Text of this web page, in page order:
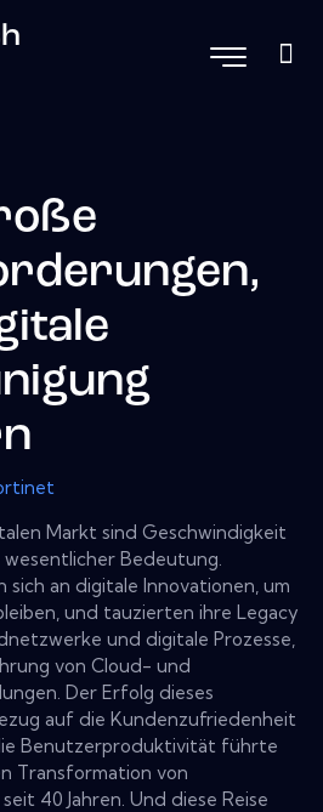
Markt sind Geschwindigkeit
Bedeutung.
an digitale Innovationen, um
und tauzierten ihre Legacy
und digitale Prozesse,
von Cloud- und
Der Erfolg dieses
auf die Kundenzufriedenheit
Benutzerproduktivität führte
Transformation von
40 Jahren. Und diese Reise